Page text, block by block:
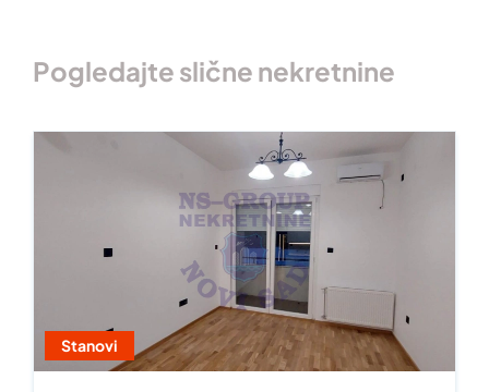
Pogledajte slične nekretnine
Stanovi